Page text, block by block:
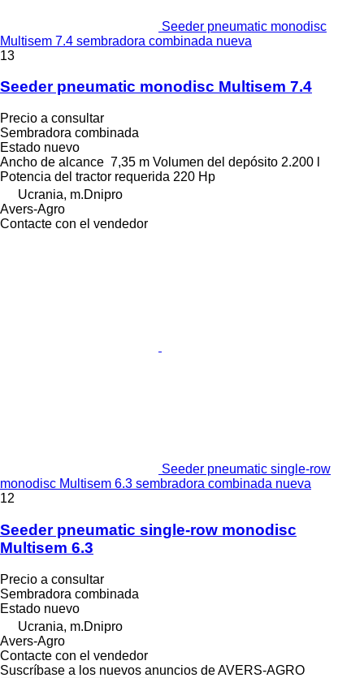
Seeder pneumatic monodisc
Multisem 7.4 sembradora combinada nueva
13
Seeder pneumatic monodisc Multisem 7.4
Precio a consultar
Sembradora combinada
Estado nuevo
Ancho de alcance 7,35 m Volumen del depósito 2.200 l
Potencia del tractor requerida 220 Hp
Ucrania, m.Dnipro
Avers-Agro
Contacte con el vendedor
Seeder pneumatic single-row
monodisc Multisem 6.3 sembradora combinada nueva
12
Seeder pneumatic single-row monodisc
Multisem 6.3
Precio a consultar
Sembradora combinada
Estado nuevo
Ucrania, m.Dnipro
Avers-Agro
Contacte con el vendedor
Suscríbase a los nuevos anuncios de AVERS-AGRO